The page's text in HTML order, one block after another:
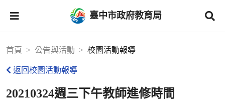
臺中市政府教育局
首頁 公告與活動 校園活動報導
返回校園活動報導
20210324週三下午教師進修時間